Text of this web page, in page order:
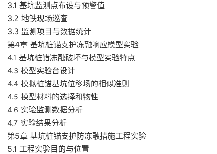
3.1 基坑监测点布设与预警值
3.2 地铁现场巡查
3.3 监测项目与数据统计
第4章 基坑桩锚支护冻融响应模型实验
4.1 基坑桩错冻融破坏与模型实验特点
4.3 模型实验台设计
4.4 模拟桩锚基坑位移场的相似准则
4.5 模型材料的选择和物性
4.6 实验监测数据分析
4.7 实验结果分析
第5章 基坑桩锚支护防冻融措施工程实验
5.1 工程实验目的与位置